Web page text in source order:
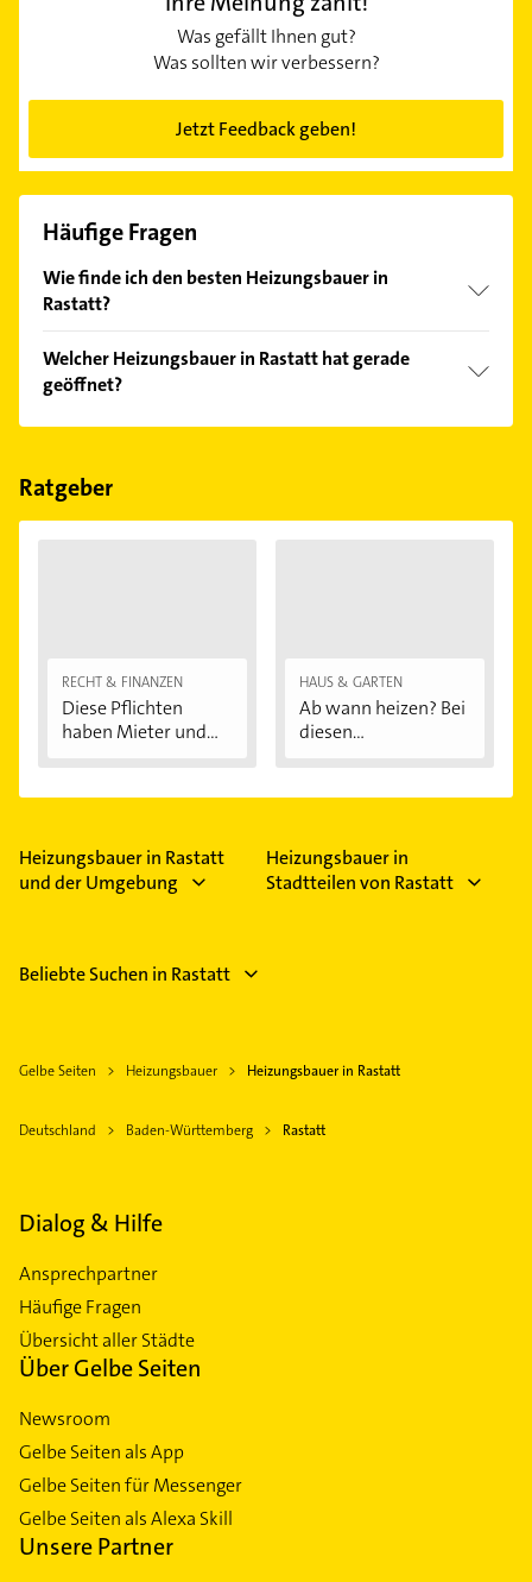
Was gefällt Ihnen gut?
Was sollten wir verbessern?
Jetzt Feedback geben!
Häufige Fragen
Wie finde ich den besten Heizungsbauer in
Rastatt?
Kundenmeinungen und profitieren Sie von den
Empfehlungen. Die Suchergebnisse können Sie sich
einfach nachBewertungensortiert anzeigen lassen.
Welcher Heizungsbauer in Rastatt hat gerade
geöffnet?
Im Anbieter-Bereich finden Sie alleÖffnungszeiten.
Feiertagen abweichen können.
Ratgeber
RECHT & FINANZEN
Diese Pflichten
haben Mieter und...
HAUS & GARTEN
Ab wann heizen? Bei
diesen
Heizungsbauer in Rastatt
und der Umgebung
Heizungsbauer in
Stadtteilen von Rastatt
Beliebte Suchen in Rastatt
Gelbe Seiten Heizungsbauer Heizungsbauer in Rastatt
Deutschland Baden-Württemberg Rastatt
Dialog & Hilfe
Ansprechpartner
Häufige Fragen
Übersicht aller Städte
Über Gelbe Seiten
Newsroom
Gelbe Seiten als App
Gelbe Seiten für Messenger
Gelbe Seiten als Alexa Skill
Unsere Partner